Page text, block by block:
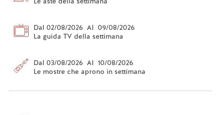
Dal 02/08/2026 Al 09/08/2026
La guida TV della settimana
Dal 03/08/2026 Al 10/08/2026
Le mostre che aprono in settimana